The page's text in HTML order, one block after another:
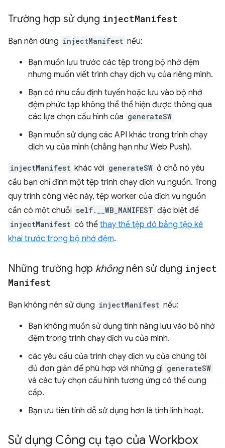
Trường hợp sử dụng injectManifest
Bạn nên dùng injectManifest nếu:
Bạn muốn lưu trước các tệp trong bộ nhớ đệm
nhưng muốn viết trình chạy dịch vụ của riêng mình.
Bạn có nhu cầu định tuyến hoặc lưu vào bộ nhớ
đệm phức tạp không thể thể hiện được thông qua
các lựa chọn cấu hình của generateSW
Bạn muốn sử dụng các API khác trong trình chạy
dịch vụ của mình (chẳng hạn như Web Push).
injectManifest khác với generateSW ở chỗ nó yêu
cầu bạn chỉ định một tệp trình chạy dịch vụ nguồn. Trong
quy trình công việc này, tệp worker của dịch vụ nguồn
cần có một chuỗi self.__WB_MANIFEST đặc biệt để
injectManifest có thể thay thế tệp đó bằng tệp kê
khai trước trong bộ nhớ đệm.
Những trường hợp khôngnên sử dụng inject
Manifest
Bạn không nên sử dụng injectManifest nếu:
Bạn không muốn sử dụng tính năng lưu vào bộ nhớ
đệm trong trình chạy dịch vụ của mình.
các yêu cầu của trình chạy dịch vụ của chúng tôi
đủ đơn giản để phù hợp với những gì generateSW
và các tuỳ chọn cấu hình tương ứng có thể cung
cấp.
Bạn ưu tiên tính dễ sử dụng hơn là tính linh hoạt.
Sử dụng Công cụ tạo của Workbox